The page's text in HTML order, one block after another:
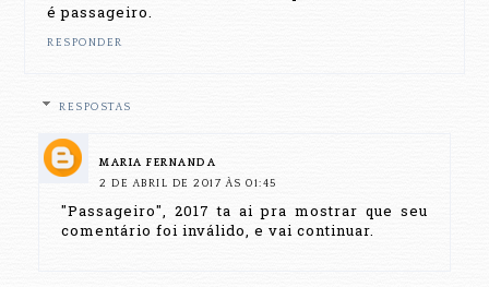
é passageiro.
RESPONDER
RESPOSTAS
MARIA FERNANDA
2 DE ABRIL DE 2017 ÀS 01:45
"Passageiro", 2017 ta ai pra mostrar que seu
comentário foi inválido, e vai continuar.